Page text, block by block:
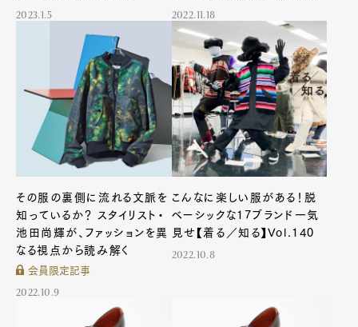
2023.1.5 2022.11.18
その服の裏側に流れる文脈を
知っているか？ スタイリスト・
池田尚輝が、ファッションを異
なる視点から読み解く
会員限定記事
2022.10.9
こんなに楽しい服がある！脱
ベーシックな17ブランド一気
見せ【着る／知る】Vol.140
2022.10.8